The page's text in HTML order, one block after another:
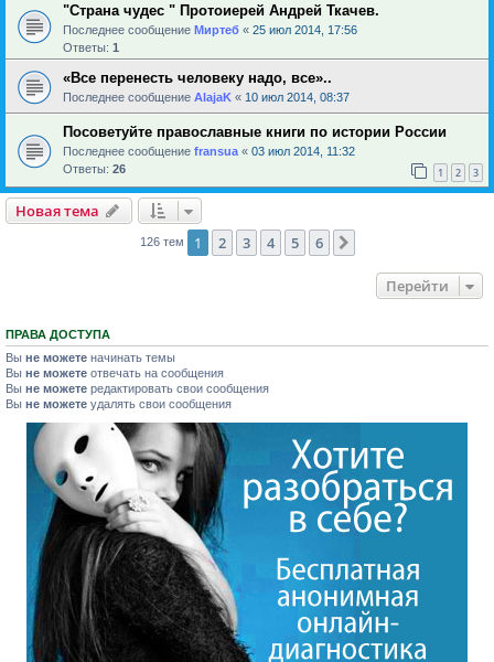
"Страна чудес " Протоиерей Андрей Ткачев.
Последнее сообщение Миртеб « 25 июл 2014, 17:56
Ответы: 1
«Все перенесть человеку надо, все»..
Последнее сообщение AlajaK « 10 июл 2014, 08:37
Посоветуйте православные книги по истории России
Последнее сообщение fransua « 03 июл 2014, 11:32
Ответы: 26 1 2 3
Новая тема
126 тем 1 2 3 4 5 6
Перейти
ПРАВА ДОСТУПА
Вы не можете начинать темы
Вы не можете отвечать на сообщения
Вы не можете редактировать свои сообщения
Вы не можете удалять свои сообщения